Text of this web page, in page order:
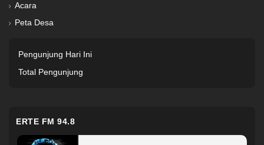
Acara
Peta Desa
Pengunjung Hari Ini
Total Pengunjung
ERTE FM 94.8